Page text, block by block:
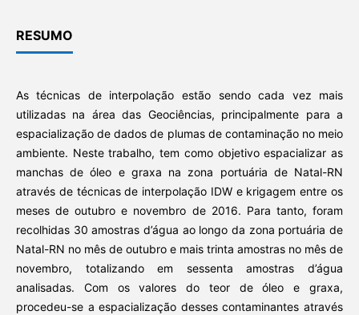
RESUMO
As técnicas de interpolação estão sendo cada vez mais
utilizadas na área das Geociências, principalmente para a
espacialização de dados de plumas de contaminação no meio
ambiente. Neste trabalho, tem como objetivo espacializar as
manchas de óleo e graxa na zona portuária de Natal-RN
através de técnicas de interpolação IDW e krigagem entre os
meses de outubro e novembro de 2016. Para tanto, foram
recolhidas 30 amostras d’água ao longo da zona portuária de
Natal-RN no mês de outubro e mais trinta amostras no mês de
novembro, totalizando em sessenta amostras d’água
analisadas. Com os valores do teor de óleo e graxa,
procedeu-se a espacialização desses contaminantes através